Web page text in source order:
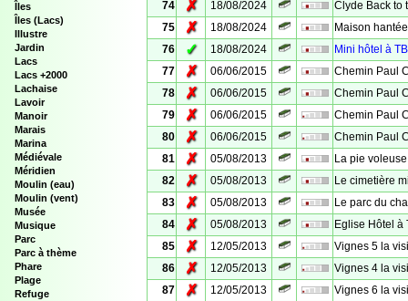
Îles
Îles (Lacs)
Illustre
Jardin
Lacs
Lacs +2000
Lachaise
Lavoir
Manoir
Marais
Marina
Médiévale
Méridien
Moulin (eau)
Moulin (vent)
Musée
Musique
Parc
Parc à thème
Phare
Plage
Refuge
74 ✗ 18/08/2024
Clyde Back to
75
✗ 18/08/2024
Maison
76
✓ 18/08/2024
Mini hôtel à
77
✗ 06/06/2015
Chemin Paul
78
✗ 06/06/2015
Chemin Paul
79
✗ 06/06/2015
Chemin Paul
80
✗ 06/06/2015
Chemin Paul
81
✗ 05/08/2013
La pie
82
✗ 05/08/2013
Le cimetière
83
✗ 05/08/2013
Le parc du
84
✗ 05/08/2013
Eglise Hôtel à
85
✗ 12/05/2013
Vignes 5 la
86
✗ 12/05/2013
Vignes 4 la
87
✗ 12/05/2013
Vignes 6 la